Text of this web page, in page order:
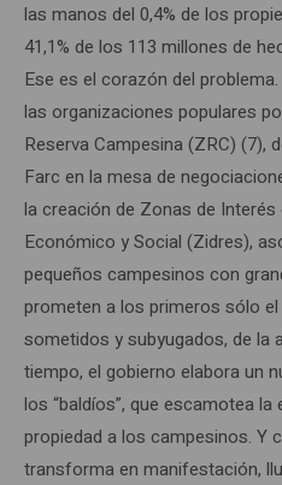
las manos del 0,4% de los
41,1% de los 113 millones de
Ese es el corazón del
las organizaciones populares
Reserva Campesina (ZRC) (7),
Farc en la mesa de
la creación de Zonas de Interés
Económico y Social (Zidres),
pequeños campesinos con
prometen a los primeros sólo
sometidos y subyugados, de la
tiempo, el gobierno elabora un
los “baldíos”, que escamotea
propiedad a los campesinos. Y
transforma en manifestación,